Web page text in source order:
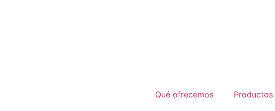
Qué ofrecemos Productos